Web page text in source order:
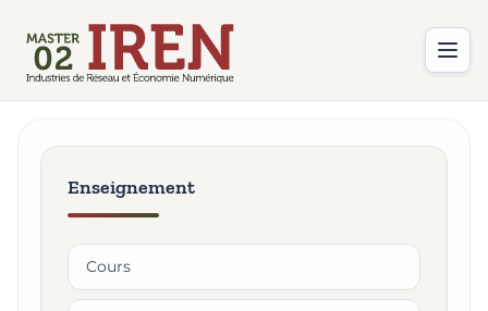
Enseignement
Cours